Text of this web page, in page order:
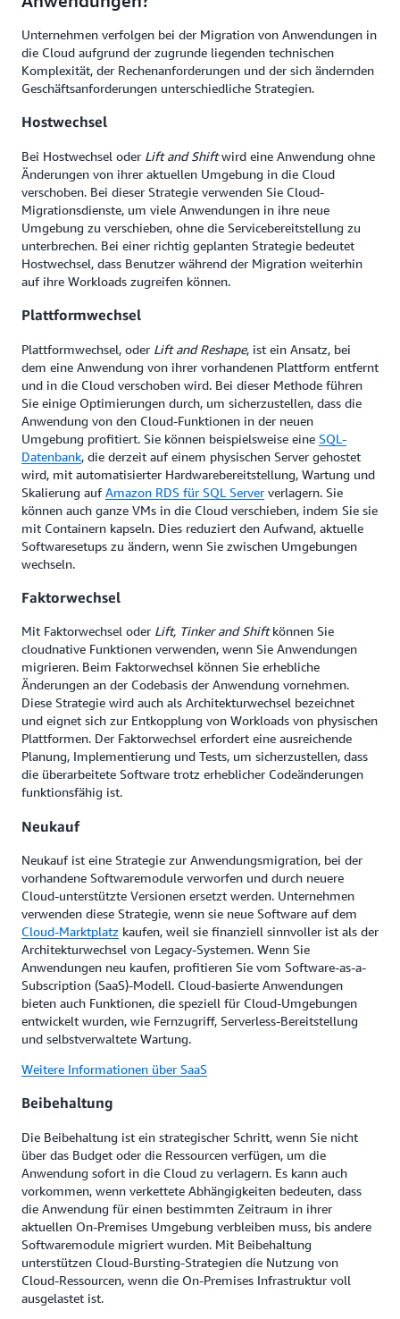
Unternehmen verfolgen bei der Migration von Anwendungen in
die Cloud aufgrund der zugrunde liegenden technischen
Komplexität, der Rechenanforderungen und der sich ändernden
Geschäftsanforderungen unterschiedliche Strategien.
Hostwechsel
Bei Hostwechsel oder Lift and Shiftwird eine Anwendung ohne
Änderungen von ihrer aktuellen Umgebung in die Cloud
verschoben. Bei dieser Strategie verwenden Sie Cloud-
Migrationsdienste, um viele Anwendungen in ihre neue
Umgebung zu verschieben, ohne die Servicebereitstellung zu
unterbrechen. Bei einer richtig geplanten Strategie bedeutet
Hostwechsel, dass Benutzer während der Migration weiterhin
auf ihre Workloads zugreifen können.
Plattformwechsel
Plattformwechsel, oder Lift and Reshape, ist ein Ansatz, bei
dem eine Anwendung von ihrer vorhandenen Plattform entfernt
und in die Cloud verschoben wird. Bei dieser Methode führen
Sie einige Optimierungen durch, um sicherzustellen, dass die
Anwendung von den Cloud-Funktionen in der neuen
Umgebung profitiert. Sie können beispielsweise eine SQL-
Datenbank, die derzeit auf einem physischen Server gehostet
wird, mit automatisierter Hardwarebereitstellung, Wartung und
Skalierung aufAmazon RDS für SQL Server verlagern. Sie
können auch ganze VMs in die Cloud verschieben, indem Sie sie
mit Containern kapseln. Dies reduziert den Aufwand, aktuelle
Softwaresetups zu ändern, wenn Sie zwischen Umgebungen
wechseln.
Faktorwechsel
Mit Faktorwechsel oder Lift, Tinker and Shiftkönnen Sie
cloudnative Funktionen verwenden, wenn Sie Anwendungen
migrieren. Beim Faktorwechsel können Sie erhebliche
Änderungen an der Codebasis der Anwendung vornehmen.
Diese Strategie wird auch als Architekturwechsel bezeichnet
und eignet sich zur Entkopplung von Workloads von physischen
Plattformen. Der Faktorwechsel erfordert eine ausreichende
Planung, Implementierung und Tests, um sicherzustellen, dass
die überarbeitete Software trotz erheblicher Codeänderungen
funktionsfähig ist.
Neukauf
Neukauf ist eine Strategie zur Anwendungsmigration, bei der
vorhandene Softwaremodule verworfen und durch neuere
Cloud-unterstützte Versionen ersetzt werden. Unternehmen
verwenden diese Strategie, wenn sie neue Software auf dem
Cloud-Marktplatz kaufen, weil sie finanziell sinnvoller ist als der
Architekturwechsel von Legacy-Systemen. Wenn Sie
Anwendungen neu kaufen, profitieren Sie vom Software-as-a-
Subscription (SaaS)-Modell. Cloud-basierte Anwendungen
bieten auch Funktionen, die speziell für Cloud-Umgebungen
entwickelt wurden, wie Fernzugriff, Serverless-Bereitstellung
und selbstverwaltete Wartung.
Weitere Informationen über SaaS
Beibehaltung
Die Beibehaltung ist ein strategischer Schritt, wenn Sie nicht
über das Budget oder die Ressourcen verfügen, um die
Anwendung sofort in die Cloud zu verlagern. Es kann auch
vorkommen, wenn verkettete Abhängigkeiten bedeuten, dass
die Anwendung für einen bestimmten Zeitraum in ihrer
aktuellen On-Premises Umgebung verbleiben muss, bis andere
Softwaremodule migriert wurden. Mit Beibehaltung
unterstützen Cloud-Bursting-Strategien die Nutzung von
Cloud-Ressourcen, wenn die On-Premises Infrastruktur voll
ausgelastet ist.